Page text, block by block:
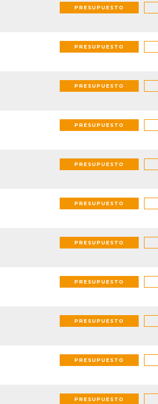
PRESUPUESTO
PRESUPUESTO
PRESUPUESTO
PRESUPUESTO
PRESUPUESTO
PRESUPUESTO
PRESUPUESTO
PRESUPUESTO
PRESUPUESTO
PRESUPUESTO
PRESUPUESTO